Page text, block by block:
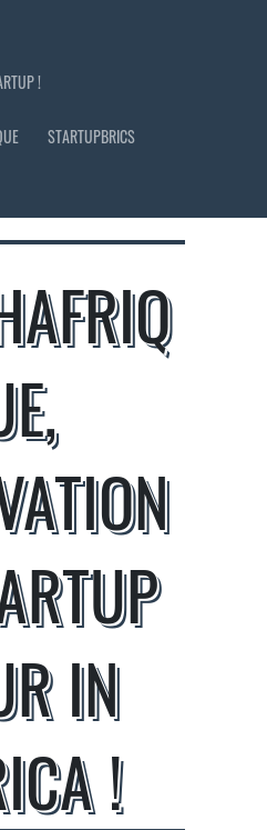
!
STARTUPBRICS
IN
!